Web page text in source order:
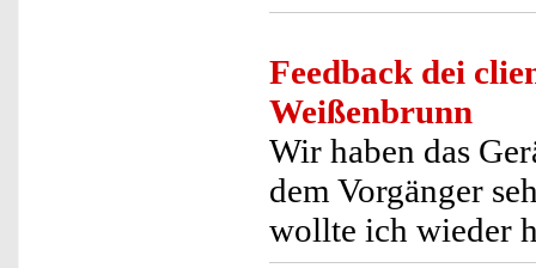
Feedback dei
Weißenbrunn
Wir haben das
dem Vorgänger
wollte ich wieder